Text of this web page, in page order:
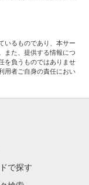
いるものであり、本サー
また、提供する情報につ
を負うものではありませ
用者ご自身の責任におい
で探す